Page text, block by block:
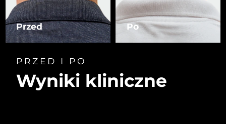
Przed Po
PRZED I PO
Wyniki kliniczne
Izrael
Oczekiwany czas dostawy
8/12/26
Japonia
Oczekiwany czas dostawy